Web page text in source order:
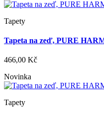
Tapety
Tapeta na zeď, PURE
466,00 Kč
Novinka
Tapety